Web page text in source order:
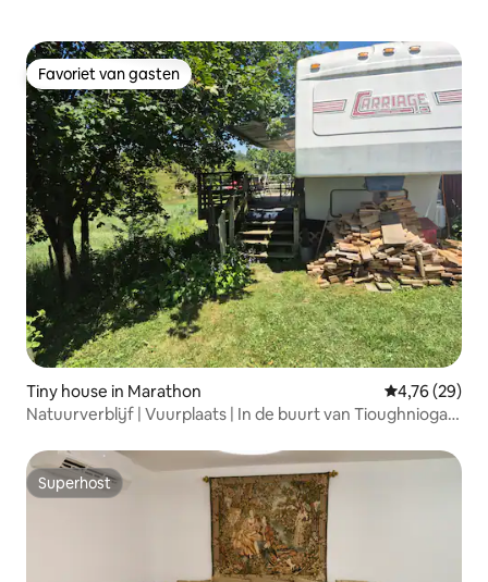
Favoriet van gasten
Favoriet van gasten
Tiny house in Marathon Gemiddelde
4,76 (29)
Natuurverblijf | Vuurplaats | In de buurt van Tioughnioga |
Superhost
Superhost